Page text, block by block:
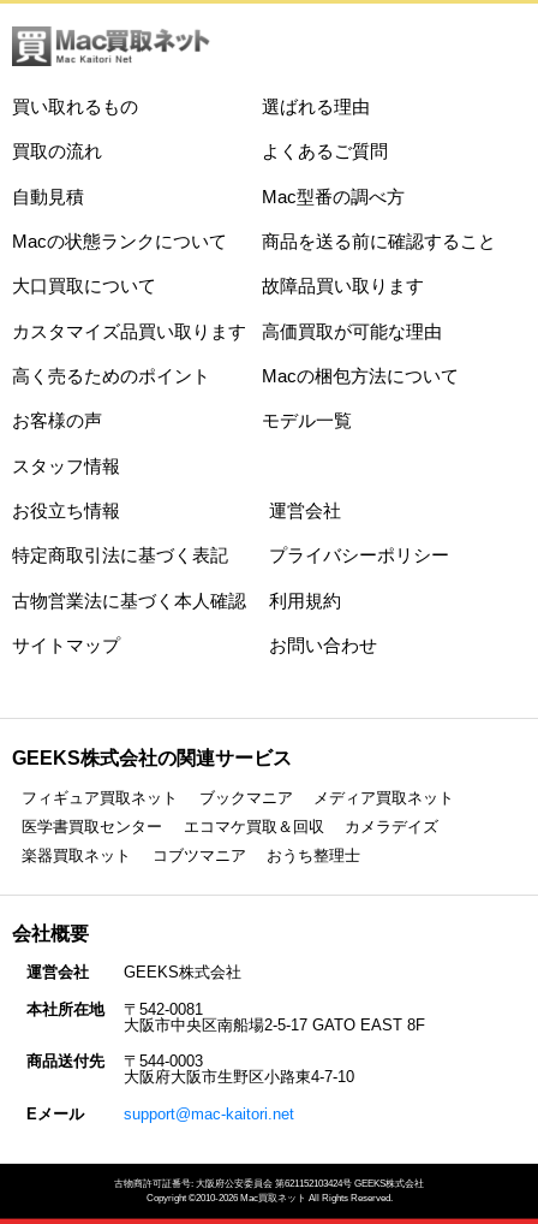
買い取れるもの 選ばれる理由
買取の流れ よくあるご質問
自動見積 Mac型番の調べ方
Macの状態ランクについて 商品を送る前に確認すること
大口買取について 故障品買い取ります
カスタマイズ品買い取ります 高価買取が可能な理由
高く売るためのポイント Macの梱包方法について
お客様の声 モデル一覧
スタッフ情報
お役立ち情報 運営会社
特定商取引法に基づく表記 プライバシーポリシー
古物営業法に基づく本人確認 利用規約
サイトマップ お問い合わせ
GEEKS株式会社の関連サービス
フィギュア買取ネット ブックマニア
メディア買取ネット
医学書買取センター
エコマケ買取＆回収
カメラデイズ
楽器買取ネット
コブツマニア おうち整理士
会社概要
運営会社 GEEKS株式会社
本社所在地
〒542-0081
大阪市中央区南船場2-5-17 GATO EAST 8F
商品送付先
〒544-0003
大阪府大阪市生野区小路東4-7-10
Eメール support@mac-kaitori.net
古物商許可証番号: 大阪府公安委員会 第621152103424号 GEEKS株式会社
Copyright ©2010-2026 Mac買取ネット All Rights Reserved.